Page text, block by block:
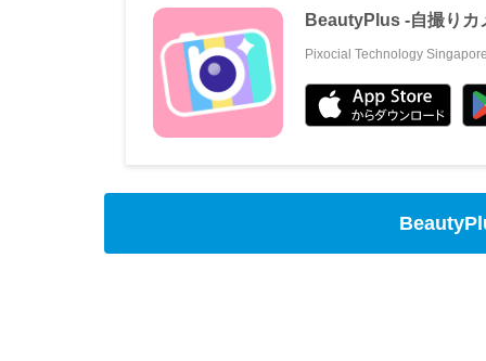
BeautyPlus -自撮りカ
Pixocial Technology